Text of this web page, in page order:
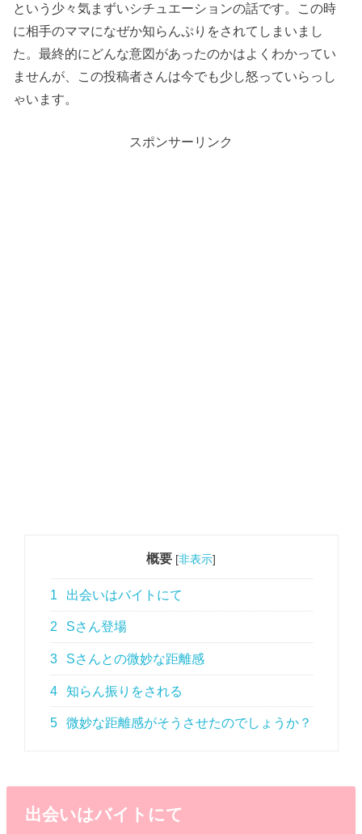
という少々気まずいシチュエーションの話です。この時
に相手のママになぜか知らんぷりをされてしまいまし
た。最終的にどんな意図があったのかはよくわかってい
ませんが、この投稿者さんは今でも少し怒っていらっし
ゃいます。
スポンサーリンク
概要 [非表示]
1 出会いはバイトにて
2 Sさん登場
3 Sさんとの微妙な距離感
4 知らん振りをされる
5 微妙な距離感がそうさせたのでしょうか？
出会いはバイトにて